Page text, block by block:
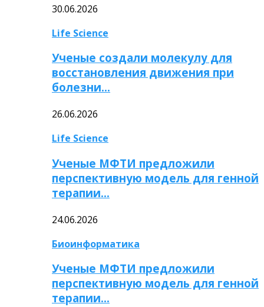
30.06.2026
Life Science
Ученые создали молекулу для
восстановления движения при
болезни…
26.06.2026
Life Science
Ученые МФТИ предложили
перспективную модель для генной
терапии…
24.06.2026
Биоинформатика
Ученые МФТИ предложили
перспективную модель для генной
терапии…